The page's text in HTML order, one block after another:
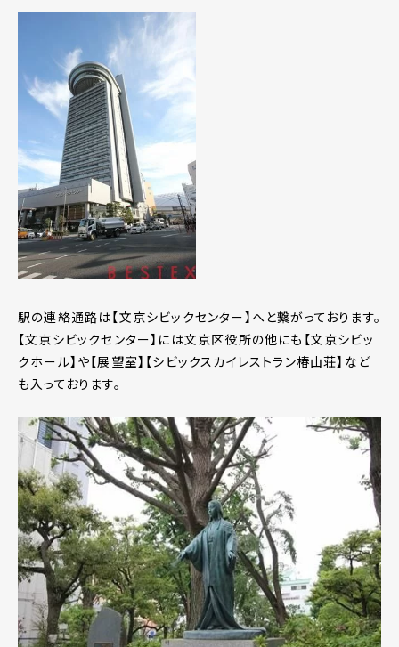
駅の連絡通路は【文京シビックセンター】へと繋がっております。
【文京シビックセンター】には文京区役所の他にも【文京シビッ
クホール】や【展望室】【シビックスカイレストラン椿山荘】など
も入っております。